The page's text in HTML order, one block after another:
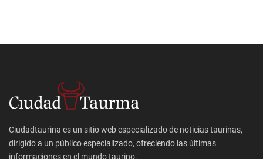
Ciudadtaurina es un sitio web especializado de noticias taurinas,
dirigido a un público especializado, ofreciendo las últimas
informaciones en el mundo taurino.